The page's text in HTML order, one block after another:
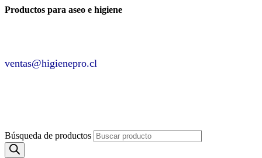
Productos para aseo e higiene
ventas@higienepro.cl
Búsqueda de productos